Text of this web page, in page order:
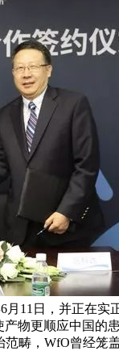
11日，并正在实
物更顺应中国的
畴，WfO曾经笼